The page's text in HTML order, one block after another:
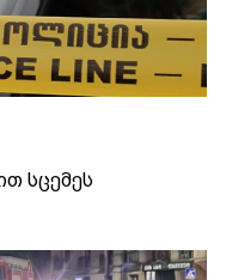
სცემეს